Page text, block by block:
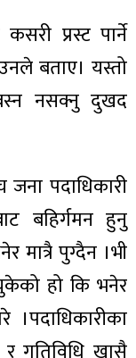
प्रस्ट पार्ने
बताए। यस्तो
नसक्नु दुखद
पदाधिकारी
बहिर्गमन हुनु
मात्रै पुग्दैन ।भी
हो कि भनेर
।पदाधिकारीका